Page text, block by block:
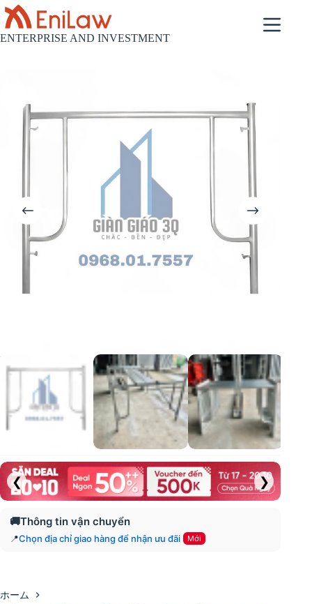
コ
ン
テ
ENTERPRISE AND INVESTMENT
❮ ❯
🚚Thông tin vận chuyển
📍Chọn địa chỉ giao hàng để nhận ưu đãi Mới
ホーム